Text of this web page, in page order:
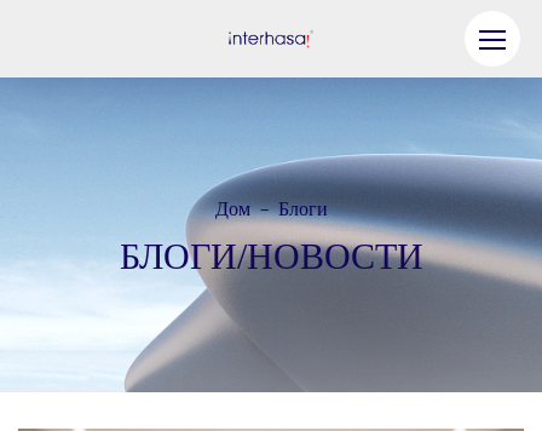
Дом - Блоги
БЛОГИ/НОВОСТИ
Станьте нашим партнером
Решение
Ресурсы
Связаться с нами